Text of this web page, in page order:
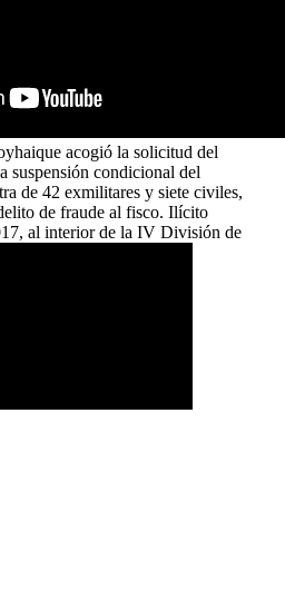
acogió la solicitud del
suspensión condicional del
de 42 exmilitares y siete civiles,
de fraude al fisco. Ilícito
al interior de la IV División de